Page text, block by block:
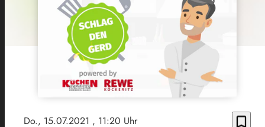
Do., 15.07.2021 , 11:20 Uhr bookmark_border